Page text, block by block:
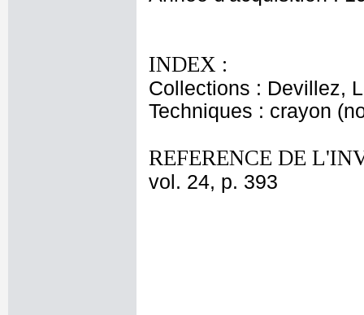
INDEX :
Collections : Devillez,
Techniques : crayon
REFERENCE DE
vol. 24, p. 393